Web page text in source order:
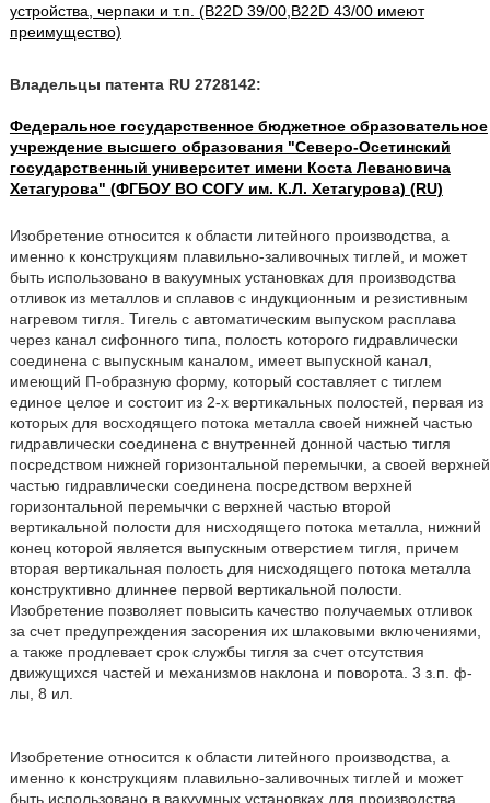
устройства, черпаки и т.п. (B22D 39/00,B22D 43/00 имеют
преимущество)
Владельцы патента RU 2728142:
Федеральное государственное бюджетное образовательное
учреждение высшего образования "Северо-Осетинский
государственный университет имени Коста Левановича
Хетагурова" (ФГБОУ ВО СОГУ им. К.Л. Хетагурова) (RU)
Изобретение относится к области литейного производства, а
именно к конструкциям плавильно-заливочных тиглей, и может
быть использовано в вакуумных установках для производства
отливок из металлов и сплавов с индукционным и резистивным
нагревом тигля. Тигель с автоматическим выпуском расплава
через канал сифонного типа, полость которого гидравлически
соединена с выпускным каналом, имеет выпускной канал,
имеющий П-образную форму, который составляет с тиглем
единое целое и состоит из 2-х вертикальных полостей, первая из
которых для восходящего потока металла своей нижней частью
гидравлически соединена с внутренней донной частью тигля
посредством нижней горизонтальной перемычки, а своей верхней
частью гидравлически соединена посредством верхней
горизонтальной перемычки с верхней частью второй
вертикальной полости для нисходящего потока металла, нижний
конец которой является выпускным отверстием тигля, причем
вторая вертикальная полость для нисходящего потока металла
конструктивно длиннее первой вертикальной полости.
Изобретение позволяет повысить качество получаемых отливок
за счет предупреждения засорения их шлаковыми включениями,
а также продлевает срок службы тигля за счет отсутствия
движущихся частей и механизмов наклона и поворота. 3 з.п. ф-
лы, 8 ил.
Изобретение относится к области литейного производства, а
именно к конструкциям плавильно-заливочных тиглей и может
быть использовано в вакуумных установках для производства